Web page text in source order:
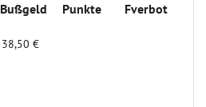
Buß­geld Punk­te Fverbot
38,50 €